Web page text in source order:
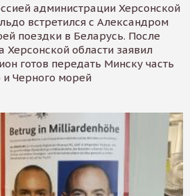
администрации Херсонской
встретился с Александром
поездки в Беларусь. После
Херсонской области заявил
готов передать Минску часть
и Черного морей